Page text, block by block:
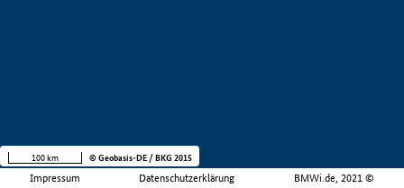
Impressum Datenschutzerklärung BMWi.de, 2021 ©
100 km © Geobasis-DE / BKG 2015